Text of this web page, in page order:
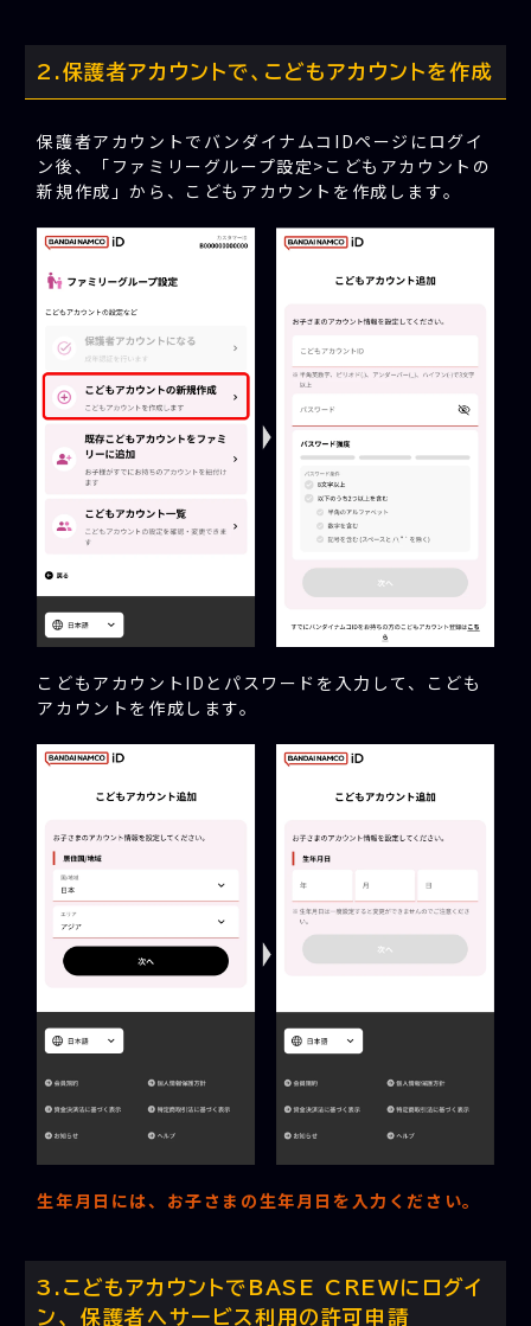
保護者アカウントで、こどもアカウントを作成
保護者アカウントでバンダイナムコIDページにログイ
ン後、「ファミリーグループ設定>こどもアカウントの
新規作成」から、こどもアカウントを作成します。
こどもアカウントIDとパスワードを入力して、こども
アカウントを作成します。
生年月日には、お子さまの生年月日を入力ください。
こどもアカウントでBASE CREWにログイ
ン、 保護者へサービス利用の許可申請